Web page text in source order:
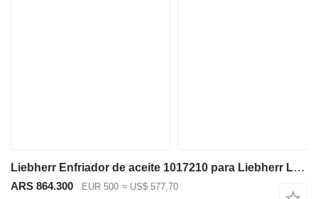
Liebherr Enfriador de aceite 1017210 para Liebherr L580 / L576 / L566 maquinaria de construcción
ARS 864.300 EUR 500 ≈ US$ 577,70